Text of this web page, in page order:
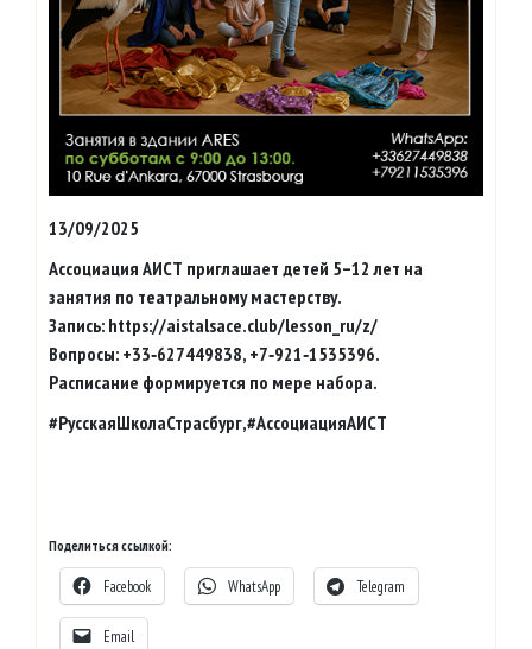
13/09/2025
Ассоциация АИСТ приглашает детей 5–12 лет на
занятия по театральному мастерству.
Запись: https://aistalsace.club/lesson_ru/z/
Вопросы: +33‑627449838, +7‑921‑1535396.
Расписание формируется по мере набора.
#РусскаяШколаСтрасбург,#АссоциацияАИСТ
Поделиться ссылкой:
Facebook WhatsApp Telegram
Email